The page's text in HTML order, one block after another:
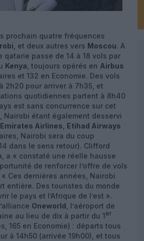
prochain quatre fréquences
, et deux autres vers Moscou. A
passe de 14 à 18 vols par
Kenya , toujours opérés en Airbus
et 132 en Economie. Des vols
2h20 pour arriver à 7h35, et
quotidiennes partent à 8h40
est sans concurrence sur cet
Nairobi étant également desservi
Emirates Airlines Etihad Airways
Nairobi sera du coup
dans le sens retour). Clifford
a « constaté une réelle hausse
de renforcer l’offre de vols
Ces dernières années, Nairobi
entière. Des touristes du monde
le pays et l’Afrique de l’est ».
Oneworld , l’aéroport de
au lieu de dix à partir du 1er
165 en Economie) : départs tous
à 14h50 (arrivée 19h00), et tous